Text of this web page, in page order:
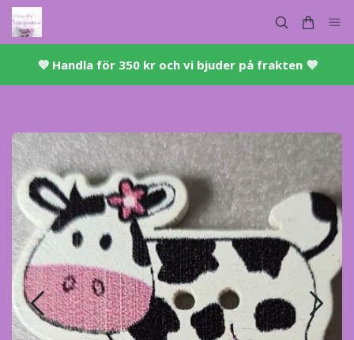
💜 ​Handla för 350 kr och vi bjuder på frakten 💜​